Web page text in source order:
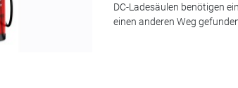
DC-Ladesäulen benötigen
einen anderen Weg